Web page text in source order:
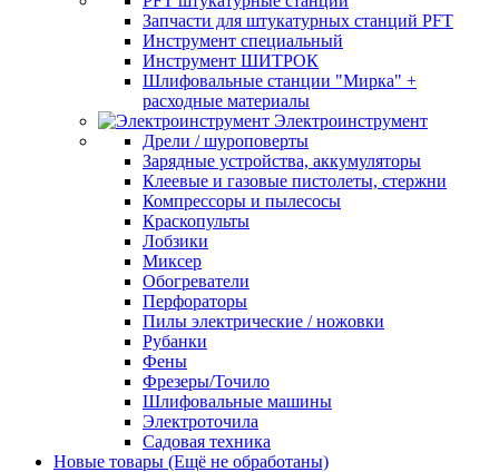
Запчасти для штукатурных станций PFT
Инструмент специальный
Инструмент ШИТРОК
Шлифовальные станции "Мирка" +
расходные материалы
Электроинструмент
Дрели / шуроповерты
Зарядные устройства, аккумуляторы
Клеевые и газовые пистолеты, стержни
Компрессоры и пылесосы
Краскопульты
Лобзики
Миксер
Обогреватели
Перфораторы
Пилы электрические / ножовки
Рубанки
Фены
Фрезеры/Точило
Шлифовальные машины
Электроточила
Садовая техника
Новые товары (Ещё не обработаны)